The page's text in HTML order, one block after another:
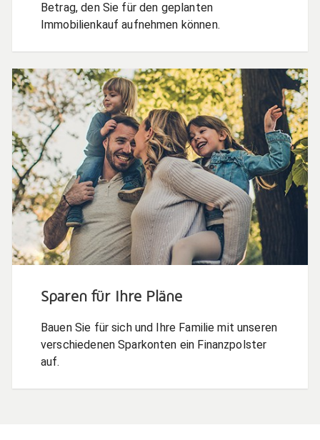
Betrag, den Sie für den geplanten
Immobilienkauf aufnehmen können.
Sparen für Ihre Pläne
Bauen Sie für sich und Ihre Familie mit unseren
verschiedenen Sparkonten ein Finanzpolster
auf.